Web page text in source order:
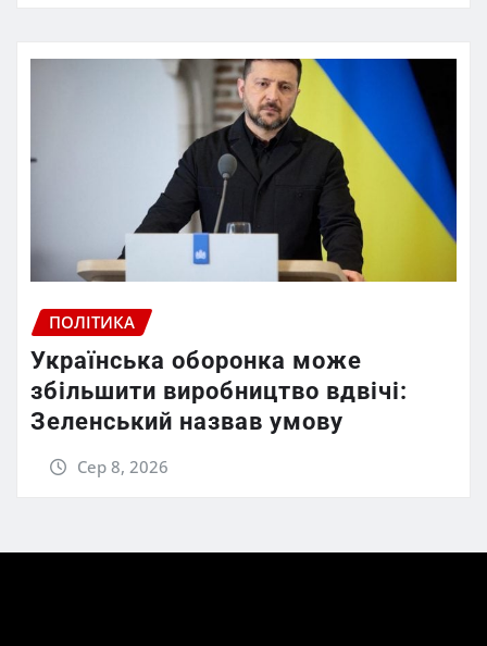
ПОЛІТИКА
Українська оборонка може
збільшити виробництво вдвічі:
Зеленський назвав умову
Сер 8, 2026